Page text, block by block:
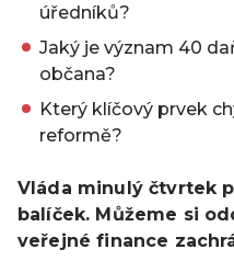
úředníků?
Jaký je význam 40
občana?
Který klíčový prvek
reformě?
Vláda minulý čtvrtek
balíček. Můžeme si
veřejné finance